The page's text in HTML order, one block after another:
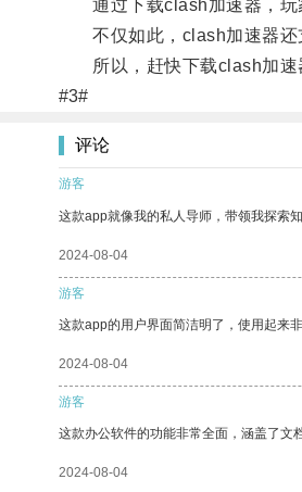
通过下载clash加速器，玩
不仅如此，clash加速器还支
所以，赶快下载clash加速
#3#
评论
游客
这款app就像我的私人导师，带领我探索知
2024-08-04
游客
这款app的用户界面简洁明了，使用起来
2024-08-04
游客
这款办公软件的功能非常全面，涵盖了文
2024-08-04